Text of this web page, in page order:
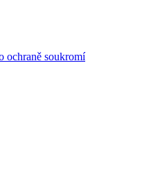
ochraně soukromí